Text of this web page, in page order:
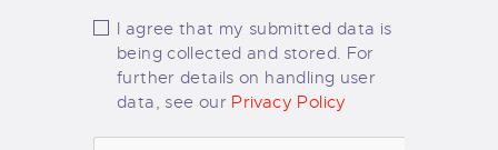
I agree that my submitted data is
being collected and stored. For
further details on handling user
data, see our Privacy Policy